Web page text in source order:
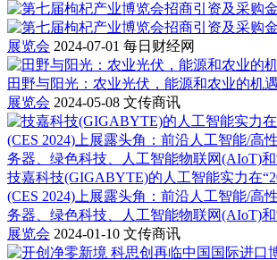
展览会 2024-07-01 每日财经网
田野与阳光：农业光伏，能源和农业的机遇
展览会 2024-05-08 文传商讯
技嘉科技(GIGABYTE)的人工智能实力在
(CES 2024)上展露头角：前沿人工智能/高
务器、绿色科技、人工智能物联网(AIoT)
展览会 2024-01-10 文传商讯